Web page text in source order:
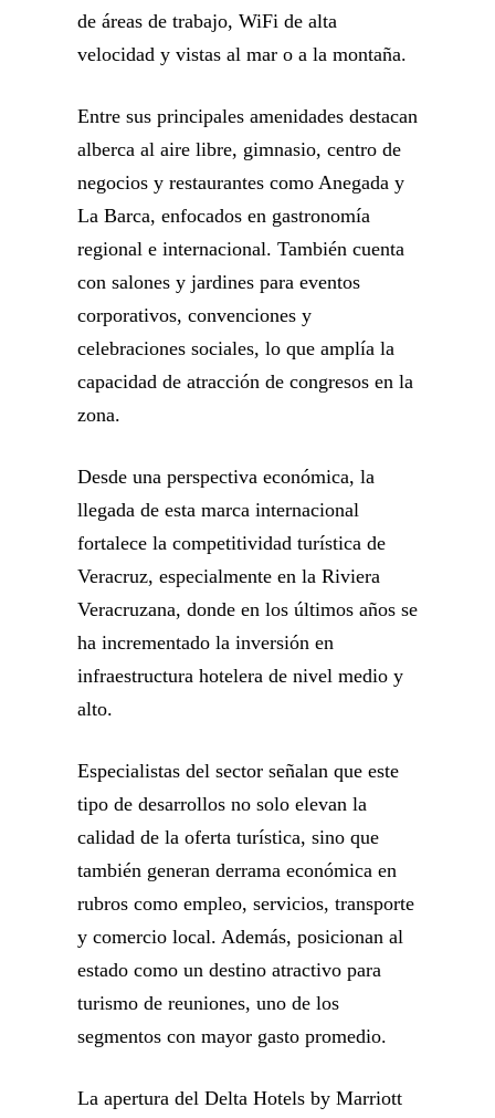
de áreas de trabajo, WiFi de alta
velocidad y vistas al mar o a la montaña.
Entre sus principales amenidades destacan
alberca al aire libre, gimnasio, centro de
negocios y restaurantes como Anegada y
La Barca, enfocados en gastronomía
regional e internacional. También cuenta
con salones y jardines para eventos
corporativos, convenciones y
celebraciones sociales, lo que amplía la
capacidad de atracción de congresos en la
zona.
Desde una perspectiva económica, la
llegada de esta marca internacional
fortalece la competitividad turística de
Veracruz, especialmente en la Riviera
Veracruzana, donde en los últimos años se
ha incrementado la inversión en
infraestructura hotelera de nivel medio y
alto.
Especialistas del sector señalan que este
tipo de desarrollos no solo elevan la
calidad de la oferta turística, sino que
también generan derrama económica en
rubros como empleo, servicios, transporte
y comercio local. Además, posicionan al
estado como un destino atractivo para
turismo de reuniones, uno de los
segmentos con mayor gasto promedio.
La apertura del Delta Hotels by Marriott